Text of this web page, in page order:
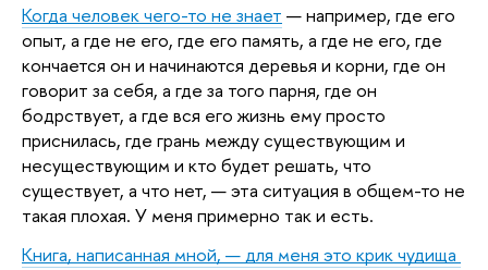
Когда человек чего-то не знает — например, где его
опыт, а где не его, где его память, а где не его, где
кончается он и начинаются деревья и корни, где он
говорит за себя, а где за того парня, где он
бодрствует, а где вся его жизнь ему просто
приснилась, где грань между существующим и
несуществующим и кто будет решать, что
существует, а что нет, — эта ситуация в общем-то не
такая плохая. У меня примерно так и есть.
Книга, написанная мной, — для меня это крик чудища